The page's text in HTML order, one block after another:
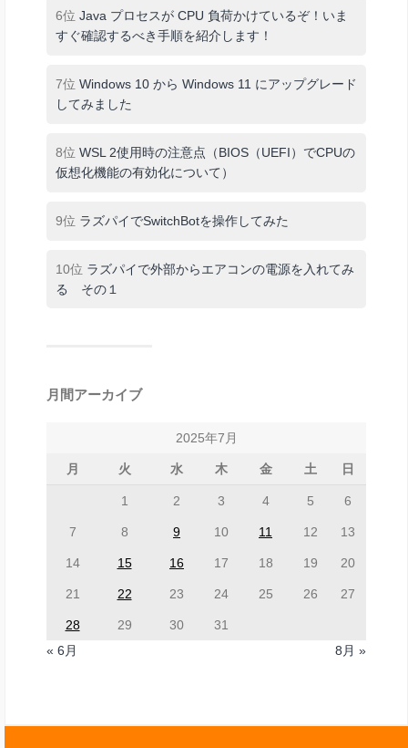
6位 Java プロセスが CPU 負荷かけているぞ！いま
すぐ確認するべき手順を紹介します！
7位 Windows 10 から Windows 11 にアップグレード
してみました
8位 WSL 2使用時の注意点（BIOS（UEFI）でCPUの
仮想化機能の有効化について）
9位 ラズパイでSwitchBotを操作してみた
10位 ラズパイで外部からエアコンの電源を入れてみ
る その１
月間アーカイブ
2025年7月
月 火 水 木 金 土 日
1 2 3 4 5 6
7 8 9 10 11 12 13
14 15 16 17 18 19 20
21 22 23 24 25 26 27
28 29 30
31
« 6月
8月 »